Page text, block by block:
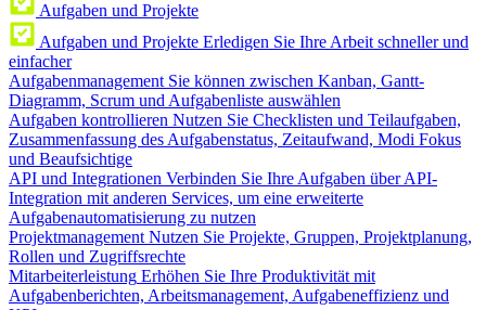
Aufgaben und Projekte
Aufgaben und Projekte Erledigen Sie Ihre Arbeit schneller und
einfacher
Aufgabenmanagement Sie können zwischen Kanban, Gantt-
Diagramm, Scrum und Aufgabenliste auswählen
Aufgaben kontrollieren Nutzen Sie Checklisten und Teilaufgaben,
Zusammenfassung des Aufgabenstatus, Zeitaufwand, Modi Fokus
und Beaufsichtige
API und Integrationen Verbinden Sie Ihre Aufgaben über API-
Integration mit anderen Services, um eine erweiterte
Aufgabenautomatisierung zu nutzen
Projektmanagement Nutzen Sie Projekte, Gruppen, Projektplanung,
Rollen und Zugriffsrechte
Mitarbeiterleistung Erhöhen Sie Ihre Produktivität mit
Aufgabenberichten, Arbeitsmanagement, Aufgabeneffizienz und